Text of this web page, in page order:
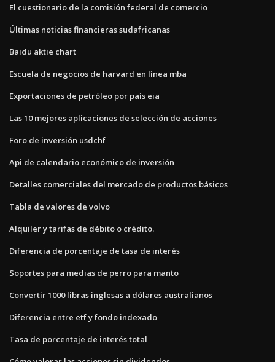
El cuestionario de la comisión federal de comercio
Últimas noticias financieras sudafricanas
Baidu aktie chart
Escuela de negocios de harvard en línea mba
Exportaciones de petróleo por país eia
Las 10 mejores aplicaciones de selección de acciones
Foro de inversión usdchf
Api de calendario económico de inversión
Detalles comerciales del mercado de productos básicos
Tabla de valores de volvo
Alquiler y tarifas de débito o crédito.
Diferencia de porcentaje de tasa de interés
Soportes para medias de perro para manto
Convertir 1000 libras inglesas a dólares australianos
Diferencia entre etf y fondo indexado
Tasa de porcentaje de interés total